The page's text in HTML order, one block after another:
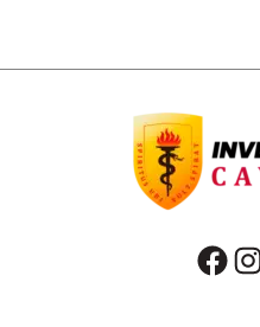
facebook instagram